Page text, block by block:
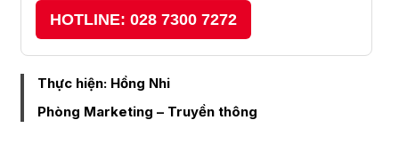
HOTLINE: 028 7300 7272
Thực hiện: Hồng Nhi
Phòng Marketing – Truyền thông